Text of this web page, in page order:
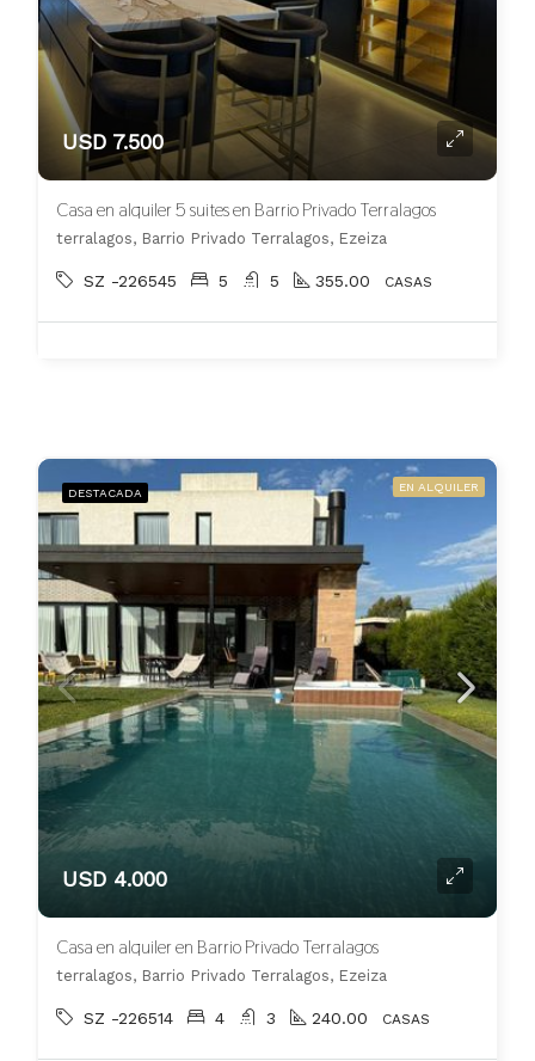
USD 7.500
Casa en alquiler 5 suites en Barrio Privado Terralagos
terralagos, Barrio Privado Terralagos, Ezeiza
SZ -226545 5 5 355.00 CASAS
DESTACADA EN ALQUILER
USD 4.000
Casa en alquiler en Barrio Privado Terralagos
terralagos, Barrio Privado Terralagos, Ezeiza
SZ -226514 4 3 240.00 CASAS